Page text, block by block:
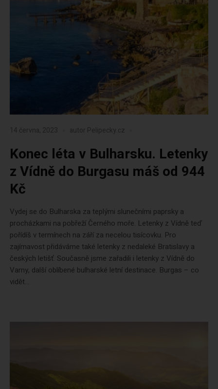
14 června, 2023 autor Pelipecky.cz
Konec léta v Bulharsku. Letenky
z Vídně do Burgasu máš od 944
Kč
Vydej se do Bulharska za teplými slunečními paprsky a
procházkami na pobřeží Černého moře. Letenky z Vídně teď
pořídíš v termínech na září za necelou tisícovku. Pro
zajímavost přidáváme také letenky z nedaleké Bratislavy a
českých letišť. Současně jsme zařadili i letenky z Vídně do
Varny, další oblíbené bulharské letní destinace. Burgas – co
vidět...